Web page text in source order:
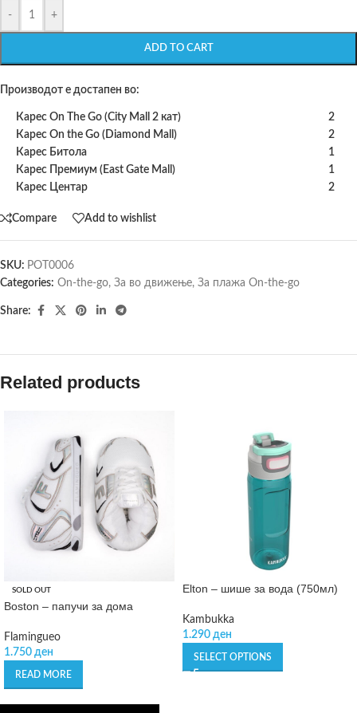
- +
ADD TO CART
Производот е достапен во:
Карес On The Go (City Mall 2 кат)
2
Карес On the Go (Diamond Mall)
2
Карес Битола
1
Карес Премиум (East Gate Mall)
1
Карес Центар
2
Compare Add to wishlist
SKU: POT0006
Categories: On-the-go, За во движење, За плажа On-the-go
Share:
Related products
SOLD OUT
Boston – папучи за дома
Flamingueo
1.750 ден
READ MORE
Elton – шише за вода (750мл)
Kambukka
1.290 ден
SELECT OPTIONS